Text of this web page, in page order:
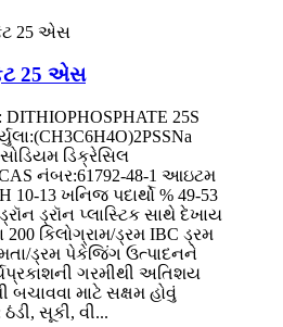
25 એસ
25S
ડિક્રેસિલ
નંબર:61792-48-1 આઇટમ
10-13 ખનિજ પદાર્થો % 49-53
ડ્રૉન પ્લાસ્ટિક સાથે દેખાય
200 કિલોગ્રામ/ડ્રમ IBC ડ્રમ
ડ્રમ પેકેજિંગ ઉત્પાદનને
ગરમીથી અતિશય
બચાવવા માટે સક્ષમ હોવું
સૂકી, વી...